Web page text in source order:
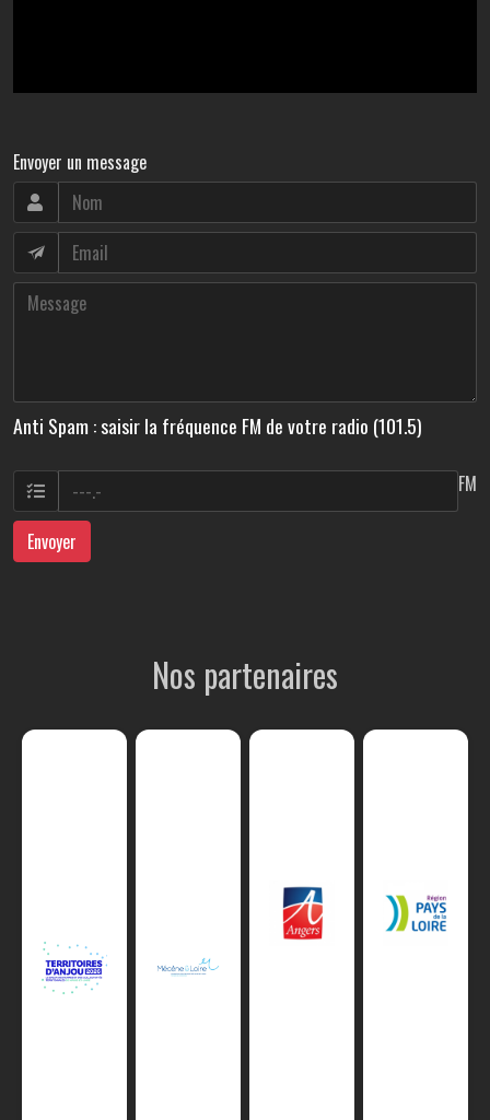
Envoyer un message
Anti Spam : saisir la fréquence FM de votre radio (101.5)
FM
Envoyer
Nos partenaires